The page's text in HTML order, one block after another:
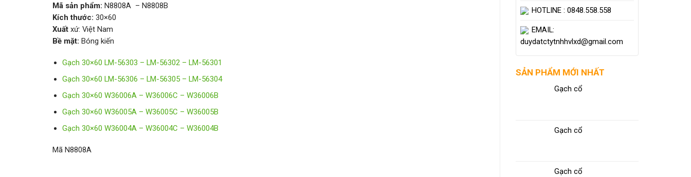
Mã sản phẩm: N8808A – N8808B
Kích thước: 30×60
Xuất xứ: Việt Nam
Bề mặt: Bóng kiến
Gạch 30×60 LM-56303 – LM-56302 – LM-56301
Gạch 30×60 LM-56306 – LM-56305 – LM-56304
Gạch 30×60 W36006A – W36006C – W36006B
Gạch 30×60 W36005A – W36005C – W36005B
Gạch 30×60 W36004A – W36004C – W36004B
Mã N8808A
HOTLINE : 0848.558.558
EMAIL:
duydatctytnhhvlxd@gmail.com
SẢN PHẨM MỚI NHẤT
Gạch cổ
Gạch cổ
Gạch cổ